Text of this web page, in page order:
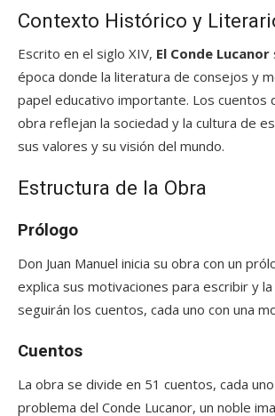
Contexto Histórico y
Escrito en el siglo XIV, El Conde Lucanor
época donde la literatura de consejos y
papel educativo importante. Los cuentos
obra reflejan la sociedad y la cultura de
sus valores y su visión del mundo.
Estructura de la Obra
Prólogo
Don Juan Manuel inicia su obra con un
explica sus motivaciones para escribir y
seguirán los cuentos, cada uno con una
Cuentos
La obra se divide en 51 cuentos, cada
problema del Conde Lucanor, un noble